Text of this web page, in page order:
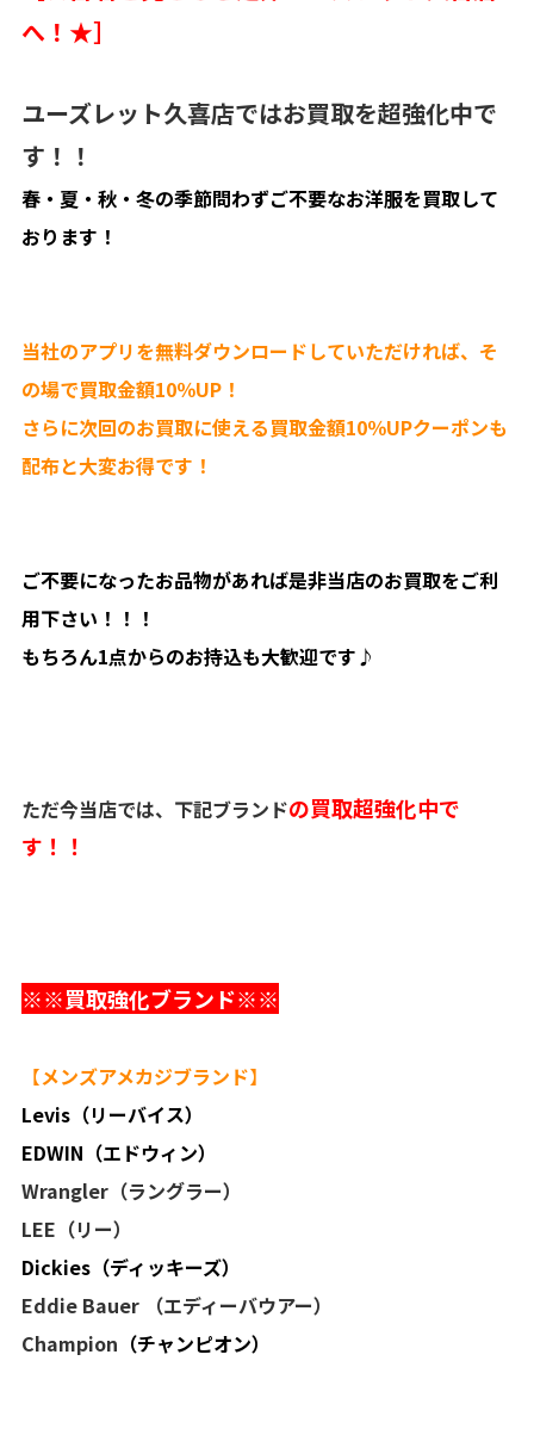
へ！★］
ユーズレット久喜店ではお買取を超強化中で
す！！
春・夏・秋・冬の季節問わずご不要なお洋服を買取して
おります！
当社のアプリを無料ダウンロードしていただければ、そ
の場で買取金額10％UP！
さらに次回のお買取に使える買取金額10％UPクーポンも
配布と大変お得です！
ご不要になったお品物があれば是非当店のお買取をご利
用下さい！！！
もちろん1点からのお持込も大歓迎です♪
ただ今当店では、下記ブランドの買取超強化中で
す！！
※※買取強化ブランド※※
【メンズアメカジブランド】
Levis（リーバイス）
EDWIN（エドウィン）
Wrangler（ラングラー）
LEE（リー）
Dickies（ディッキーズ）
Eddie Bauer
（エディーバウアー）
Champion （チャンピオン）